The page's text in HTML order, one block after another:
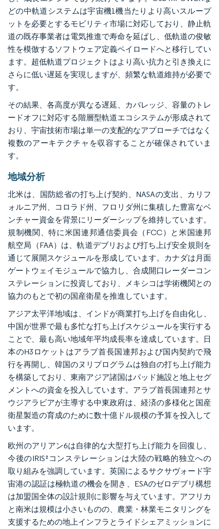
どの中軌道システムは宇宙機1機当たりより高いスループ
ットを必要とするモビリティ市場に対応しており、静止軌
道の既存事業者は電気推進で寿命を延ばし、低軌道の俊敏
性を模倣するソフトウェア定義ペイロードへと移行してい
ます。超低軌道プロジェクトはより高い抗力と引き換えに
さらに低い遅延を実現しますが、頻繁な軌道維持が必要で
す。
その結果、各高度が異なる遅延、カバレッジ、容量のトレ
ードオフに対応する階層型軌道エコシステムが形成されて
おり、宇宙技術市場は単一の支配的なアプローチではなく
複数のアーキテクチャを収容することが確保されていま
す。
地域分析
北米は、国防総省の打ち上げ契約、NASAの支出、カリフ
ォルニア州、コロラド州、フロリダ州に集積した豊富なベ
ンチャー資金を背景にリーダーシップを維持しています。
規制機関、特に米国連邦通信委員会（FCC）と米国連邦
航空局（FAA）は、軌道デブリおよび打ち上げ安全規則を
通じて展開スケジュールを形成しています。カナダは月面
ゲートウェイモジュールで協力し、合成開口レーダーコン
ステレーションに投資しており、メキシコは学術機関との
協力のもとで初の国産衛星を推進しています。
アジア太平洋地域は、インドが商業打ち上げを自由化し、
中国が世界で最も多忙な打ち上げスケジュールを実行する
ことで、最も高い地域年平均成長率を達成しています。日
本のH3ロケットはアラブ首長国連邦および国内契約で飛
行を再開し、韓国のヌリプログラムは独自の打ち上げ能力
を構築しており、東南アジア諸国はパッド施設と地上セグ
メントへの資金を投入しています。アラブ首長国連邦とサ
ウジアラビアが主導する中東政府は、経済の多様化と国産
衛星製造の育成のために数十億ドル規模の予算を投入して
います。
欧州のアリアン6は自律的な大型打ち上げ能力を回復し、
今後のIRIS²コンステレーションは大陸の戦略的独立への
取り組みを強調しています。英国によるサクサヴォード宇
宙港の認証は極軌道の機会を開き、ESAのゼロデブリ構想
は加盟国全体の設計規則に影響を与えています。アフリカ
と南米は規模は小さいものの、農業・林業モニタリングを
支援するための地上インフラとライドシェアミッションに